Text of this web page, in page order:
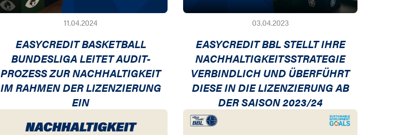
11.04.2024
EASYCREDIT BASKETBALL
BUNDESLIGA LEITET AUDIT-
PROZESS ZUR NACHHALTIGKEIT
IM RAHMEN DER LIZENZIERUNG
EIN
03.04.2023
EASYCREDIT BBL STELLT IHRE
NACHHALTIGKEITSSTRATEGIE
VERBINDLICH UND ÜBERFÜHRT
DIESE IN DIE LIZENZIERUNG AB
DER SAISON 2023/24